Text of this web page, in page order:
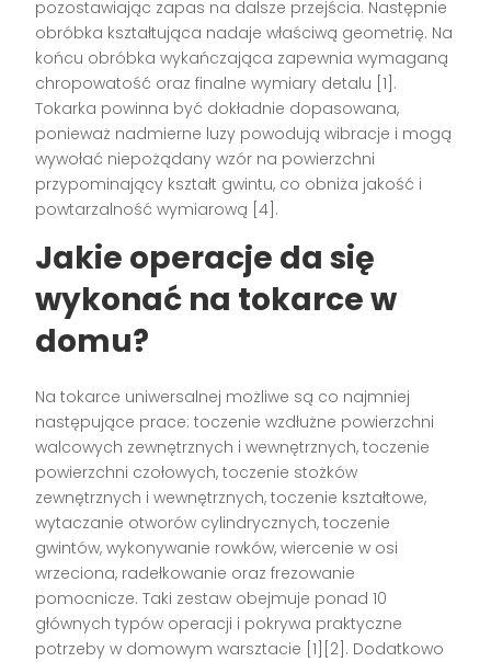
pozostawiając zapas na dalsze przejścia. Następnie
obróbka kształtująca nadaje właściwą geometrię. Na
końcu obróbka wykańczająca zapewnia wymaganą
chropowatość oraz finalne wymiary detalu [1].
Tokarka powinna być dokładnie dopasowana,
ponieważ nadmierne luzy powodują wibracje i mogą
wywołać niepożądany wzór na powierzchni
przypominający kształt gwintu, co obniża jakość i
powtarzalność wymiarową [4].
Jakie operacje da się
wykonać na tokarce w
domu?
Na tokarce uniwersalnej możliwe są co najmniej
następujące prace: toczenie wzdłużne powierzchni
walcowych zewnętrznych i wewnętrznych, toczenie
powierzchni czołowych, toczenie stożków
zewnętrznych i wewnętrznych, toczenie kształtowe,
wytaczanie otworów cylindrycznych, toczenie
gwintów, wykonywanie rowków, wiercenie w osi
wrzeciona, radełkowanie oraz frezowanie
pomocnicze. Taki zestaw obejmuje ponad 10
głównych typów operacji i pokrywa praktyczne
potrzeby w domowym warsztacie [1][2]. Dodatkowo